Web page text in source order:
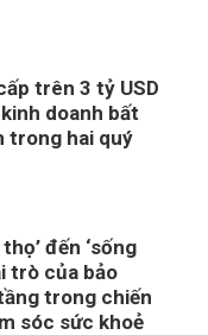
trên 3 tỷ USD
doanh bất
trong hai quý
đến ‘sống
trò của bảo
trong chiến
sóc sức khoẻ